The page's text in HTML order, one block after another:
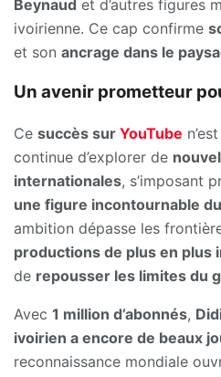
Beynaud et d’autres figures
ivoirienne. Ce cap confirme
et son ancrage dans le
Un avenir prometteur
Ce succès sur YouTube
continue d’explorer de
internationales, s’imposant
une figure incontournable
ambition dépasse les
productions de plus en plus
de repousser les limites du
Avec 1 million d’abonnés,
ivoirien a encore de beaux
reconnaissance mondiale